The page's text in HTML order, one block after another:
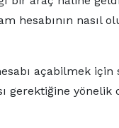
hesabının nasıl
açabilmek için
gerektiğine yönelik